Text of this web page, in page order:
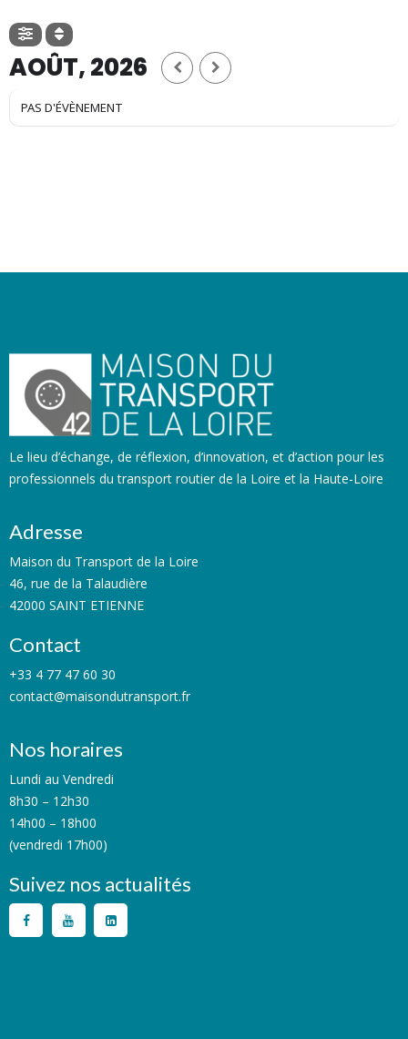
AOÛT, 2026
PAS D'ÉVÈNEMENT
Le lieu d’échange, de réflexion, d’innovation, et d’action pour les
professionnels du transport routier de la Loire et la Haute-Loire
Adresse
Maison du Transport de la Loire
46, rue de la Talaudière
42000 SAINT ETIENNE
Contact
+33 4 77 47 60 30
contact@maisondutransport.fr
Nos horaires
Lundi au Vendredi
8h30 – 12h30
14h00 – 18h00
(vendredi 17h00)
Suivez nos actualités